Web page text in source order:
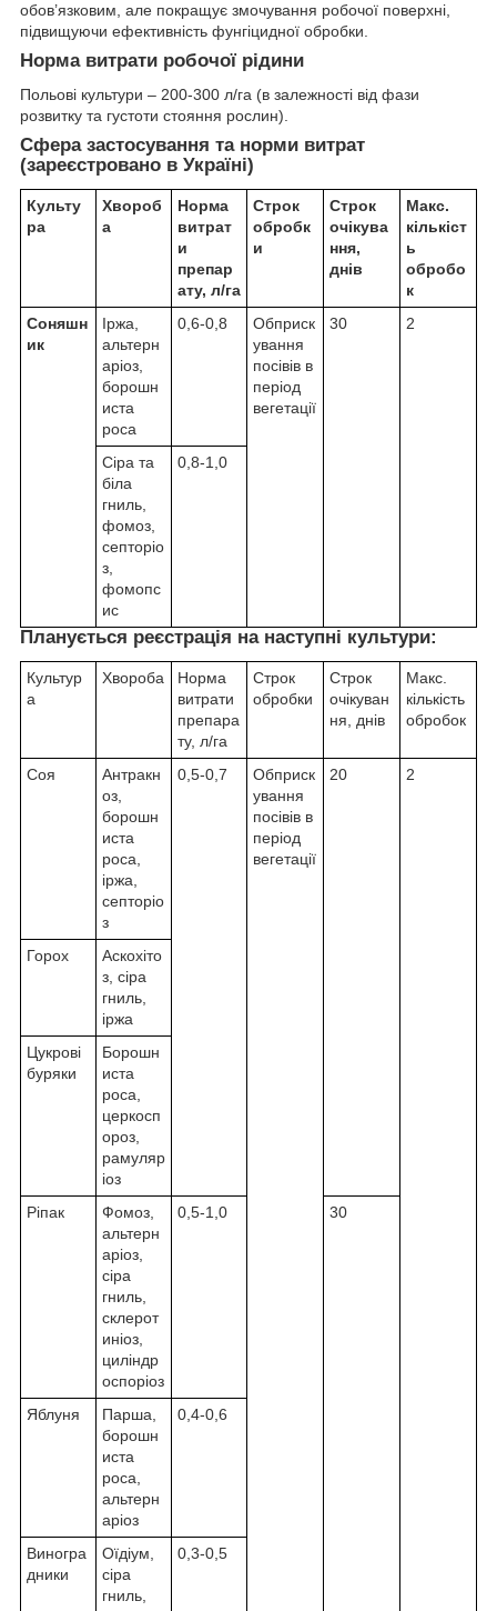
обов’язковим, але покращує змочування робочої поверхні,
підвищуючи ефективність фунгіцидної обробки.
Норма витрати робочої рідини
Польові культури – 200-300 л/га (в залежності від фази
розвитку та густоти стояння рослин).
Cфера застосування та норми витрат
(зареєстровано в Україні)
Культу
ра
Хвороб
а
Норма
витрат
и
препар
ату, л/га
Строк
обробк
и
Строк
очікува
ння,
днів
Макс.
кількіст
ь
обробо
к
Соняшн
ик
Іржа,
альтерн
аріоз,
борошн
иста
роса
0,6-0,8
Обприск
ування
посівів в
період
вегетації
30 2
Сіра та
біла
гниль,
фомоз,
септоріо
з,
фомопс
ис
0,8-1,0
Планується реєстрація на наступні культури:
Культур
а
Хвороба
Норма
витрати
препара
ту, л/га
Строк
обробки
Строк
очікуван
ня, днів
Макс.
кількість
обробок
Соя
Антракн
оз,
борошн
иста
роса,
іржа,
септоріо
з
0,5-0,7
Обприск
ування
посівів в
період
вегетації
20 2
Горох
Аскохіто
з, сіра
гниль,
іржа
Цукрові
буряки
Борошн
иста
роса,
церкосп
ороз,
рамуляр
іоз
Ріпак
Фомоз,
альтерн
аріоз,
сіра
гниль,
склерот
иніоз,
циліндр
оспоріоз
0,5-1,0 30
Яблуня
Парша,
борошн
иста
роса,
альтерн
аріоз
0,4-0,6
Виногра
дники
Оїдіум,
сіра
гниль,
0,3-0,5